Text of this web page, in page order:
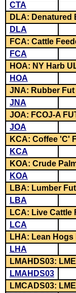
CTA
DLA: Denatured
DLA
FCA: Cattle
FCA
HOA: NY Harb
HOA
JNA: Rubber Fut
JNA
JOA: FCOJ-A
JOA
KCA: Coffee 'C'
KCA
KOA: Crude
KOA
LBA: Lumber
LBA
LCA: Live
LCA
LHA: Lean
LHA
LMAHDS03:
LMAHDS03
LMCADS03: